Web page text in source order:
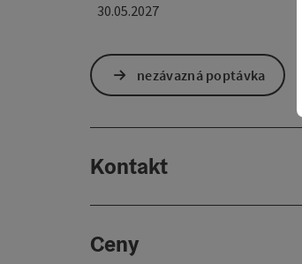
30.05.2027
nezávazná poptávka
Kontakt
Ceny